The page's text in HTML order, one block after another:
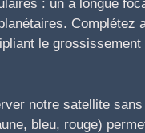
: un à longue
Complétez
le grossissement
notre satellite sans
bleu, rouge)